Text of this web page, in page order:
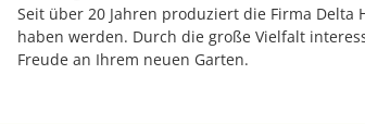
Seit über 20 Jahren produziert die Firma
haben werden. Durch die große Vielfalt
Freude an Ihrem neuen Garten.